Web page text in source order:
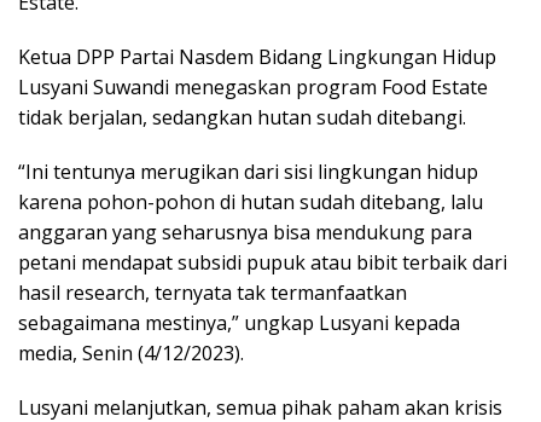
Ketua DPP Partai Nasdem Bidang Lingkungan Hidup
Lusyani Suwandi menegaskan program Food Estate
tidak berjalan, sedangkan hutan sudah ditebangi.
“Ini tentunya merugikan dari sisi lingkungan hidup
karena pohon-pohon di hutan sudah ditebang, lalu
anggaran yang seharusnya bisa mendukung para
petani mendapat subsidi pupuk atau bibit terbaik dari
hasil research, ternyata tak termanfaatkan
sebagaimana mestinya,” ungkap Lusyani kepada
media, Senin (4/12/2023).
Lusyani melanjutkan, semua pihak paham akan krisis